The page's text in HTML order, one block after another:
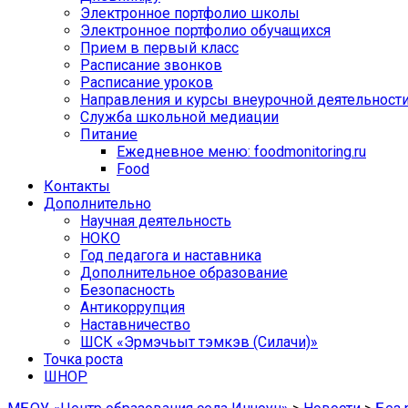
Электронное портфолио школы
Электронное портфолио обучащихся
Прием в первый класс
Расписание звонков
Расписание уроков
Направления и курсы внеурочной
Служба школьной медиации
Питание
Ежедневное меню: foodmonitoring.ru
Food
Контакты
Дополнительно
Научная деятельность
НОКО
Год педагога и наставника
Дополнительное образование
Безопасность
Антикоррупция
Наставничество
ШСК «Эрмэчьыт тэмкэв (Силачи)»
Точка роста
ШНОР